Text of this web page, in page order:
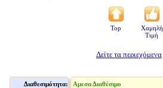
Top
Χαμηλή
Τιμή
Δείτε τα περιεχόμενα
Διαθεσιμότητα: Αμεσα Διαθέσιμο